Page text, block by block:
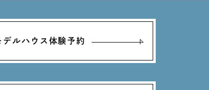
デルハウス体験予約